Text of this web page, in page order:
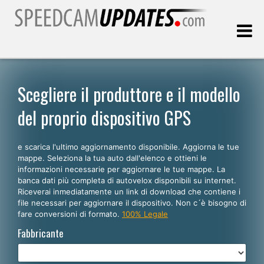
Clienti
SCEGLI LA LINGUA
Italiano
English
Español
Português
Scegliere il produttore e il modello
del proprio dispositivo GPS
e scarica l'ultimo aggiornamento disponibile. Aggiorna le tue
mappe. Seleziona la tua auto dall'elenco e ottieni le
informazioni necessarie per aggiornare le tue mappe. La
banca dati più completa di autovelox disponibili su internet.
Riceverai inmediatamente un link di download che contiene i
file necessari per aggiornare il dispositivo. Non c´è bisogno di
fare conversioni di formato. 100% Legale
Fabbricante